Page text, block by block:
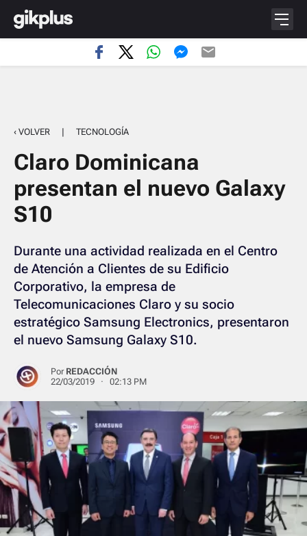
‹ VOLVER | TECNOLOGÍA
Claro Dominicana
presentan el nuevo Galaxy
S10
Durante una actividad realizada en el Centro
de Atención a Clientes de su Edificio
Corporativo, la empresa de
Telecomunicaciones Claro y su socio
estratégico Samsung Electronics, presentaron
el nuevo Samsung Galaxy S10.
Por REDACCIÓN
22/03/2019 · 02:13 PM